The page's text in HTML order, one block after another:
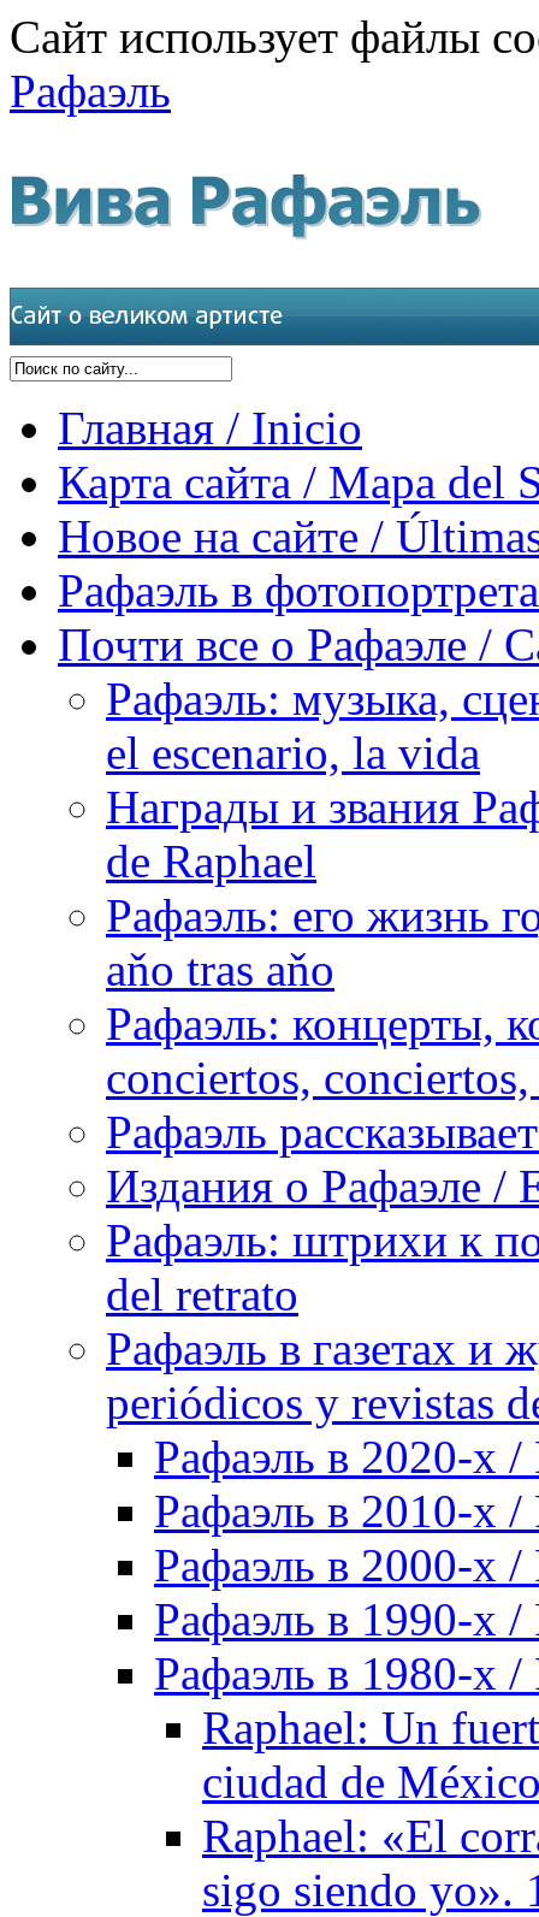
Сайт использует файлы
Рафаэль
Главная / Inicio
Карта сайта / Mapa del
Новое на сайте /
Рафаэль в
Почти все о Рафаэле /
Рафаэль: музыка,
el escenario, la vida
Награды и звания
de Raphael
Рафаэль: его жизнь
aňo tras aňo
Рафаэль: концерты,
conciertos,
Рафаэль
Издания о Рафаэле /
Рафаэль: штрихи к
del retrato
Рафаэль в газетах и
periódicos y revistas
Рафаэль в 2020-х /
Рафаэль в 2010-х /
Рафаэль в 2000-х /
Рафаэль в 1990-х /
Рафаэль в 1980-х /
Raphael: Un
ciudad de
Raphael: «El
sigo siendo yo».